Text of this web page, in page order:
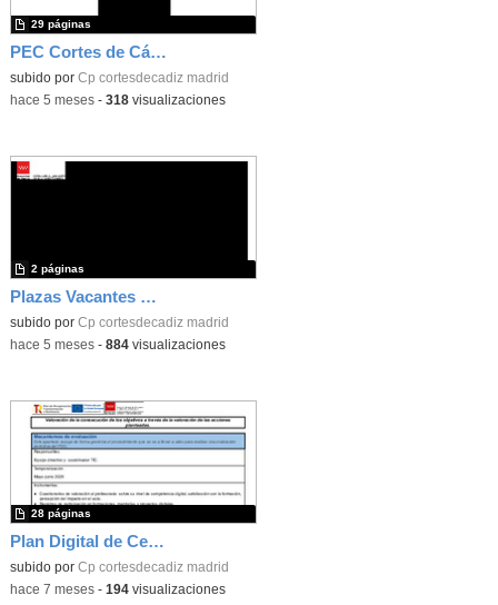
PEC Cortes de Cádiz
subido por Cp cortesdecadiz madrid
29 páginas
-hace 5 meses- 318visualizaciones
Plazas Vacantes Ofertadas Proceso Admisión 2026-2027
subido por Cp cortesdecadiz madrid
2 páginas
-hace 5 meses- 884visualizaciones
Plan Digital de Centro CEIP Cortes de Cádiz
subido por Cp cortesdecadiz madrid
28 páginas
-hace 7 meses- 194visualizaciones